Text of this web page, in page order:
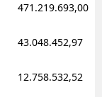
471.219.693,00
43.048.452,97
12.758.532,52